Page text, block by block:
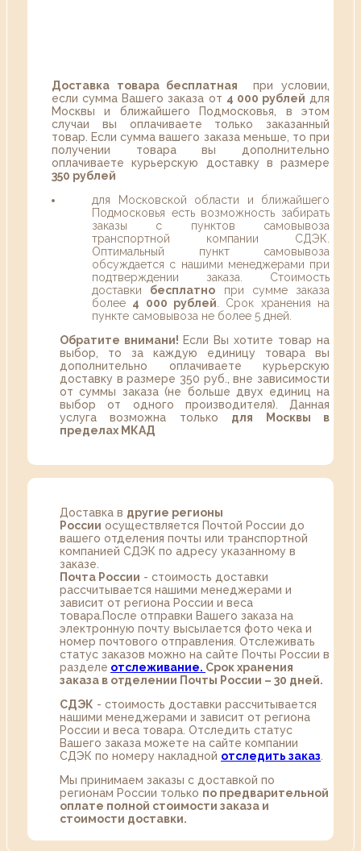
Доставка товара бесплатная при условии,
если сумма Вашего заказа от 4 000 рублей для
Москвы и ближайшего Подмосковья, в этом
случаи вы оплачиваете только заказанный
товар. Если сумма вашего заказа меньше, то при
получении товара вы дополнительно
оплачиваете курьерскую доставку в размере
350 рублей
для Московской области и ближайшего
Подмосковья есть возможность забирать
заказы с пунктов самовывоза
транспортной компании СДЭК.
Оптимальный пункт самовывоза
обсуждается с нашими менеджерами при
подтверждении заказа. Стоимость
доставки бесплатно при сумме заказа
более 4 000 рублей . Срок хранения на
пункте самовывоза не более 5 дней.
Обратите внимани! Если Вы хотите товар на
выбор, то за каждую единицу товара вы
дополнительно оплачиваете курьерскую
доставку в размере 350 руб., вне зависимости
от суммы заказа (не больше двух единиц на
выбор от одного производителя). Данная
услуга возможна только для Москвы в
пределах МКАД
Доставка в другие регионы
России осуществляется Почтой России до
вашего отделения почты или транспортной
компанией СДЭК по адресу указанному в
заказе.
Почта России - стоимость доставки
рассчитывается нашими менеджерами и
зависит от региона России и веса
товара.После отправки Вашего заказа на
электронную почту высылается фото чека и
номер почтового отправления. Отслеживать
статус заказов можно на сайте Почты России в
разделе oтслеживание. Срок хранения
заказа в отделении Почты России – 30 дней.
СДЭК - стоимость доставки рассчитывается
нашими менеджерами и зависит от региона
России и веса товара. Отследить статус
Вашего заказа можете на сайте компании
СДЭК по номеру накладной отследить заказ
Мы принимаем заказы с доставкой по
регионам России только по предварительной
оплате полной стоимости заказа и
стоимости доставки.